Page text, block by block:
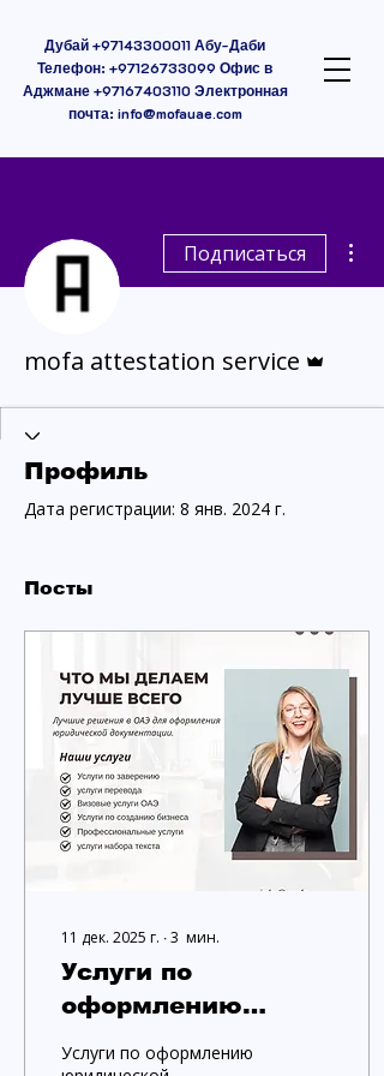
Дубай+97143300011Абу-Даби
Телефон: +97126733099 Офис в
Аджмане+97167403110Электронная
почта: info@mofauae.com
Подписаться
mofa attestation service
Профиль
Дата регистрации: 8 янв. 2024 г.
Посты
11 дек. 2025 г. ∙3 мин.
Услуги по
оформлению
Услуги по оформлению